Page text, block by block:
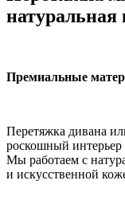
натуральная
Премиальные
Перетяжка дивана
роскошный интерьер
Мы работаем с
и искусственной